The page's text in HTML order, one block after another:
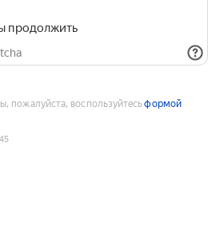
продолжить
пожалуйста, воспользуйтесьформой